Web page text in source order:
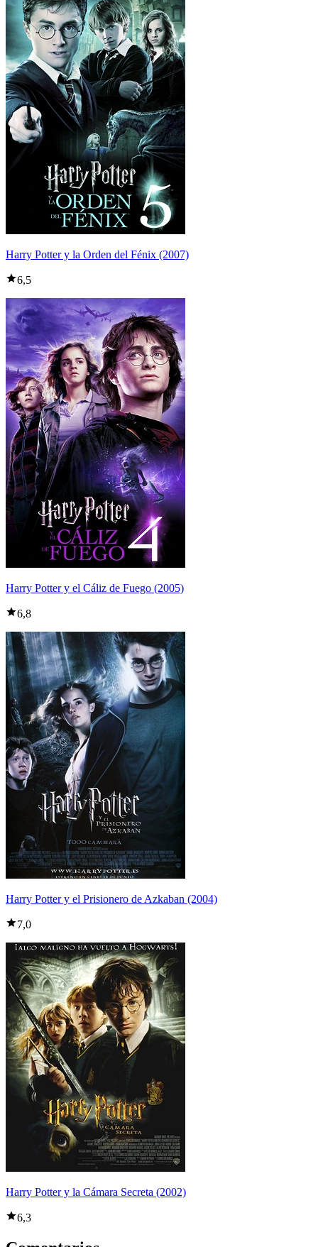
Harry Potter y la Orden del Fénix (2007)
6,5
Harry Potter y el Cáliz de Fuego (2005)
6,8
Harry Potter y el Prisionero de Azkaban (2004)
7,0
Harry Potter y la Cámara Secreta (2002)
6,3